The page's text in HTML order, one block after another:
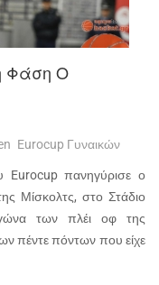
Φάση Ο
Eurocup Γυναικών
Eurocup πανηγύρισε ο
Μίσκολτς, στο Στάδιο
των πλέι οφ της
πέντε πόντων που είχε